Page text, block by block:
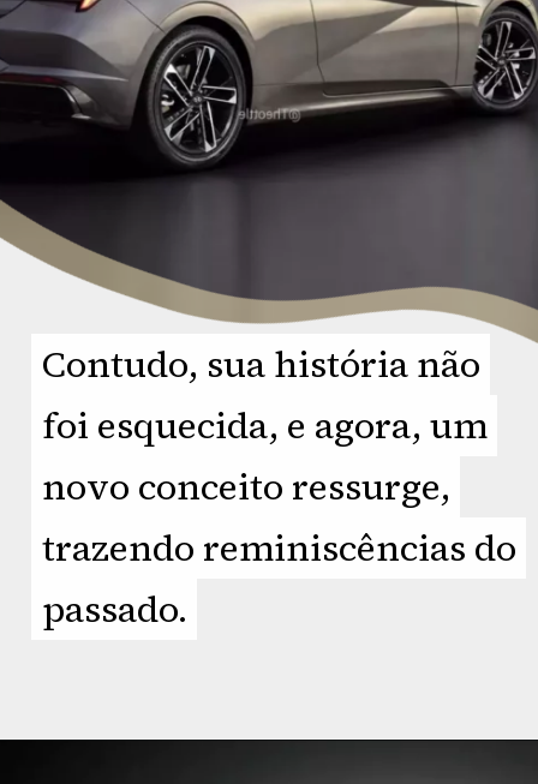
Contudo, sua história não
foi esquecida, e agora, um
novo conceito ressurge,
trazendo reminiscências do
passado.
Contudo, sua história não
foi esquecida, e agora, um
novo conceito ressurge,
trazendo reminiscências do
passado.